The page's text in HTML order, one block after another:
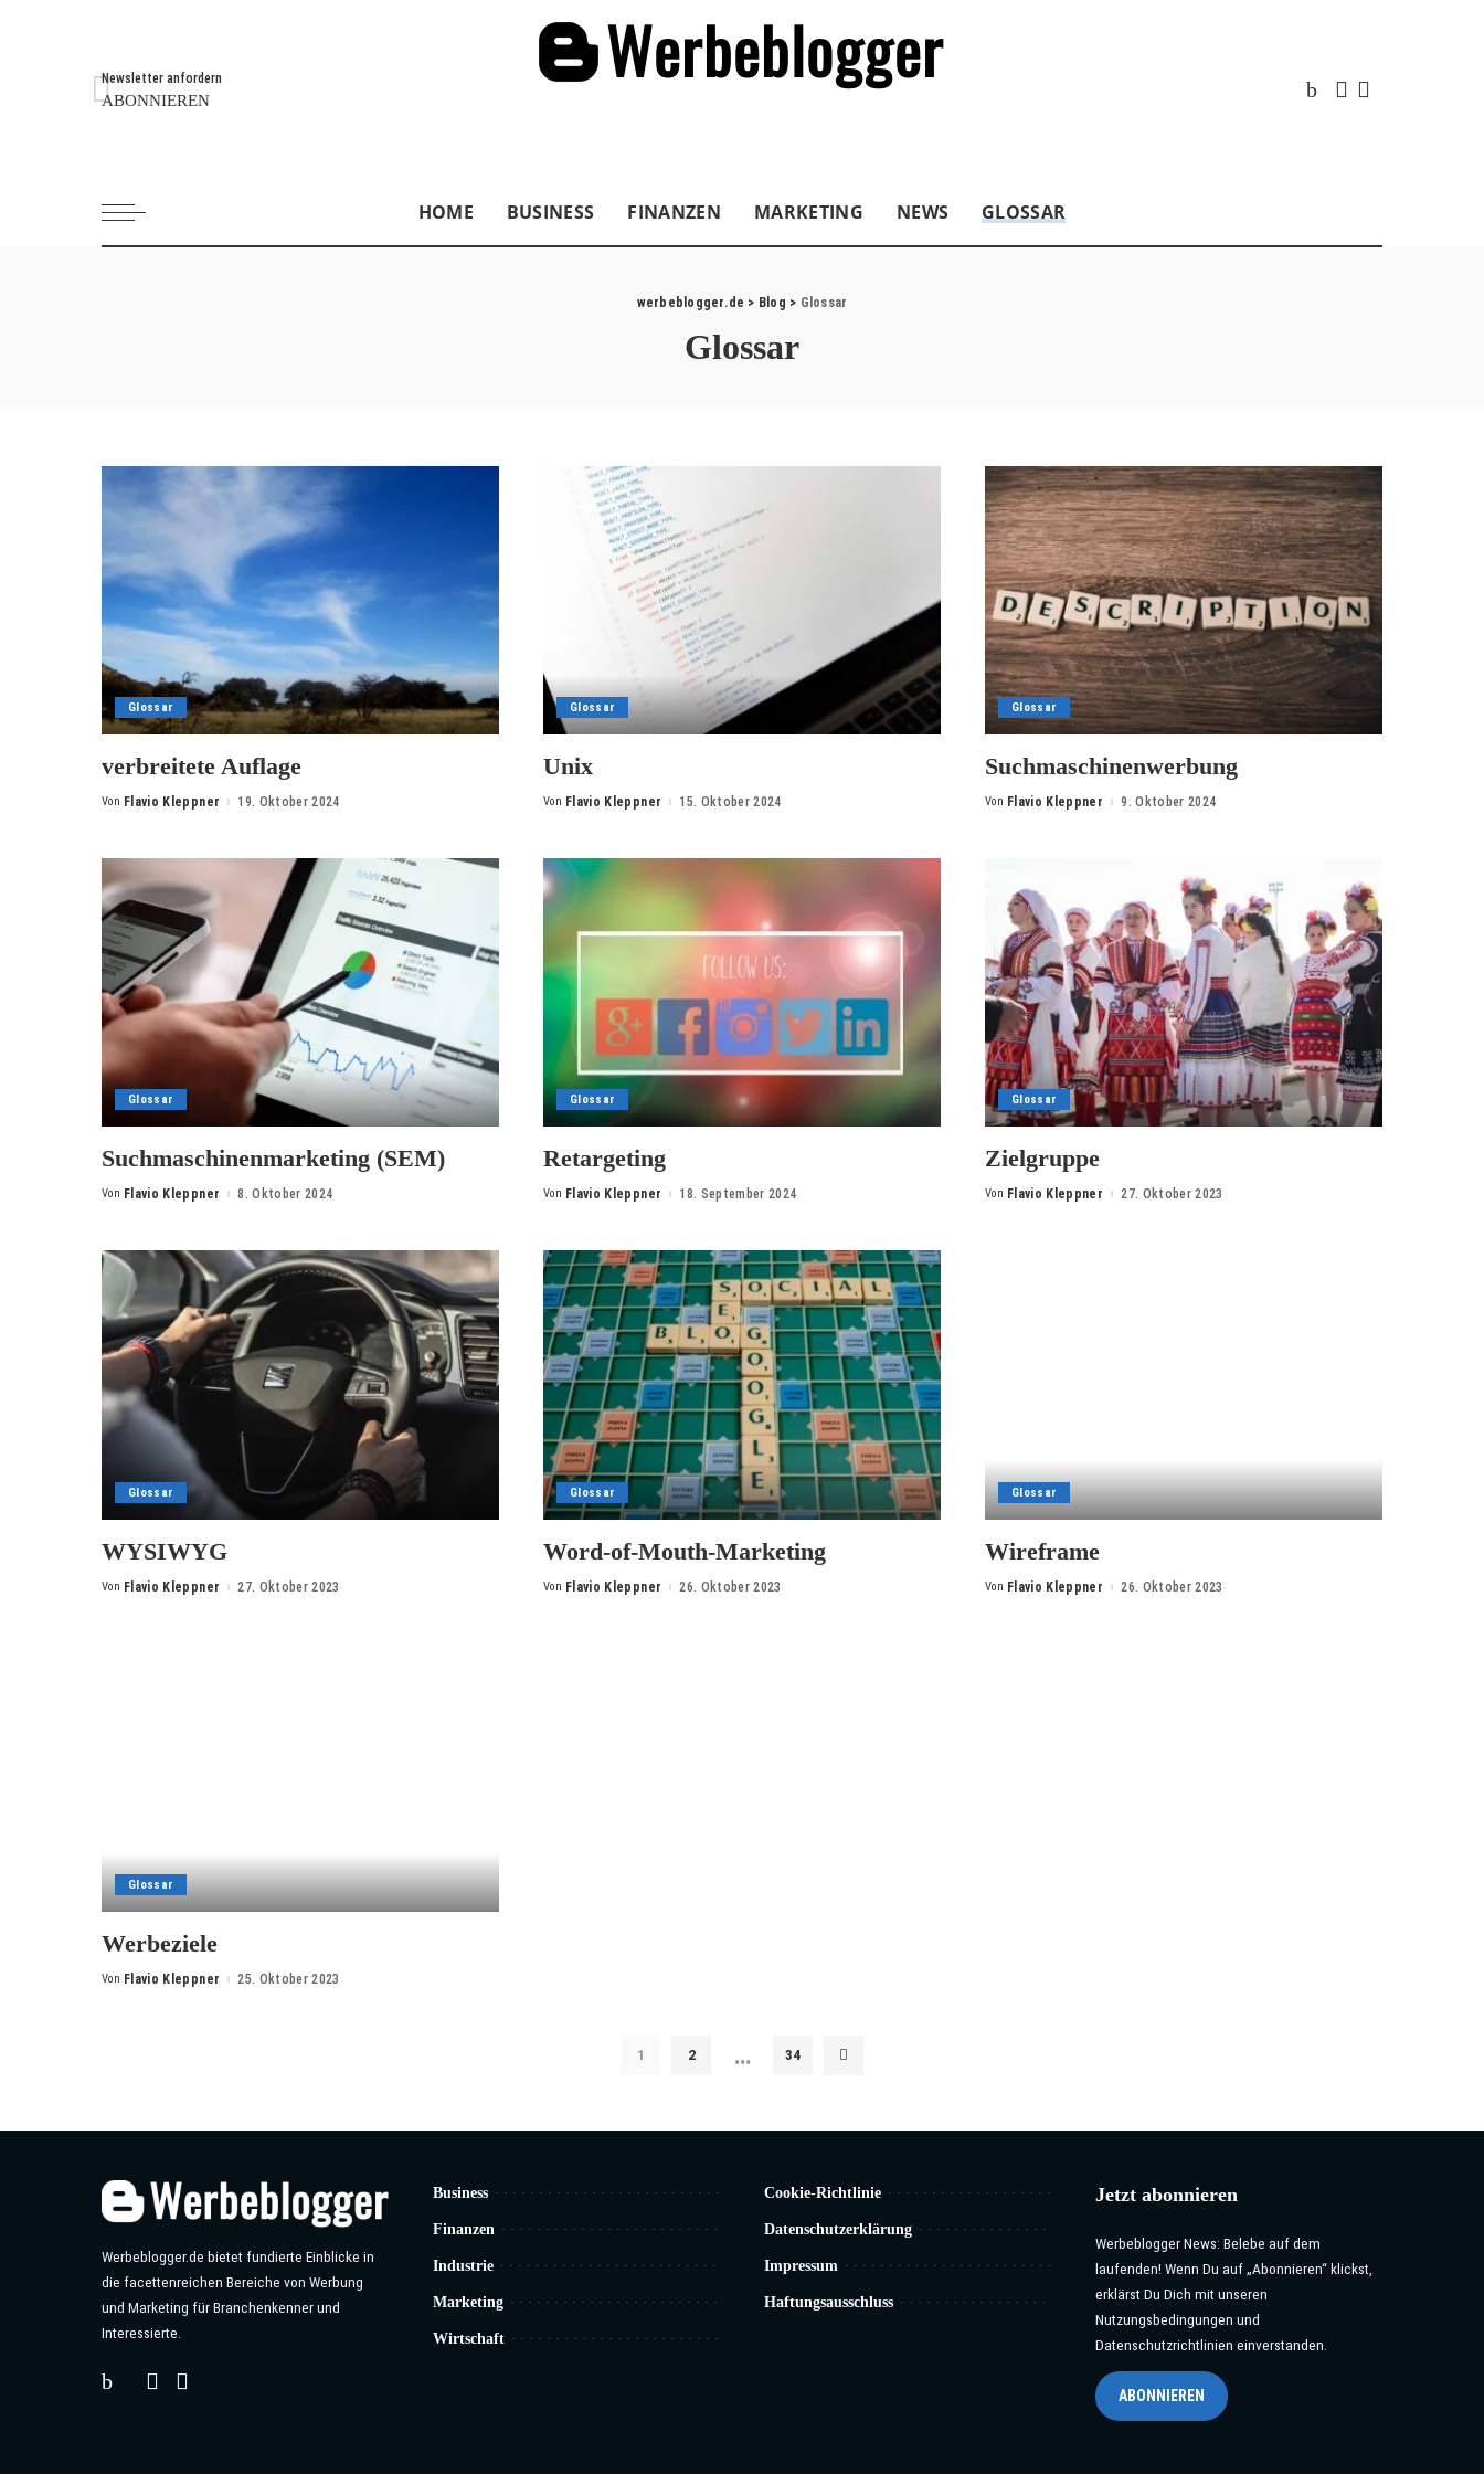
Newsletter anfordern
ABONNIEREN
HOME BUSINESS FINANZEN MARKETING NEWS GLOSSAR
werbeblogger.de > Blog > Glossar
Glossar
Glossar
verbreitete Auflage
Posted
Von Flavio Kleppner 19. Oktober 2024
Glossar
Unix
Posted
Von Flavio Kleppner 15. Oktober 2024
Glossar
Suchmaschinenwerbung
Posted
Von Flavio Kleppner 9. Oktober 2024
Glossar
Suchmaschinenmarketing (SEM)
Posted
Von Flavio Kleppner 8. Oktober 2024
Glossar
Retargeting
Posted
Von Flavio Kleppner 18. September 2024
Glossar
Zielgruppe
Posted
Von Flavio Kleppner 27. Oktober 2023
Glossar
WYSIWYG
Posted
Von Flavio Kleppner 27. Oktober 2023
Glossar
Word-of-Mouth-Marketing
Posted
Von Flavio Kleppner 26. Oktober 2023
Glossar
Wireframe
Posted
Von Flavio Kleppner 26. Oktober 2023
Glossar
Werbeziele
Posted
Von Flavio Kleppner 25. Oktober 2023
1 2 … 34
Werbeblogger.de bietet fundierte Einblicke in
die facettenreichen Bereiche von Werbung
und Marketing für Branchenkenner und
Interessierte.
Business
Finanzen
Industrie
Marketing
Wirtschaft
Cookie-Richtlinie
Datenschutzerklärung
Impressum
Haftungsausschluss
Jetzt abonnieren
Werbeblogger News: Belebe auf dem
laufenden! Wenn Du auf „Abonnieren“ klickst,
erklärst Du Dich mit unseren
Nutzungsbedingungen und
Datenschutzrichtlinien einverstanden.
ABONNIEREN